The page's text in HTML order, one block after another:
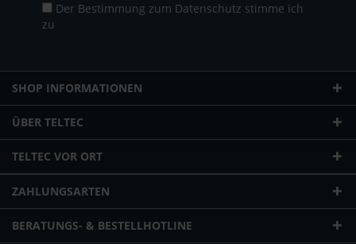
Der Bestimmung zum Datenschutz stimme ich
zu
SHOP INFORMATIONEN
ÜBER TELTEC
TELTEC VOR ORT
ZAHLUNGSARTEN
BERATUNGS- & BESTELLHOTLINE